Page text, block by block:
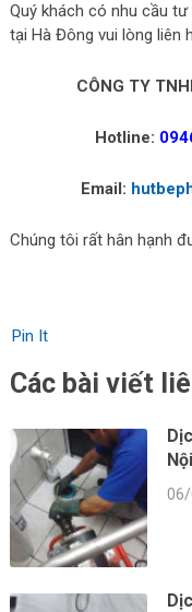
Quý khách có nhu cầu
tại Hà Đông vui lòng liên
CÔNG TY
Hotline:
Email:
Chúng tôi rất hân hạnh
Pin It
Các bài viết